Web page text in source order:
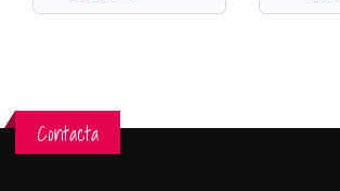
Contacta